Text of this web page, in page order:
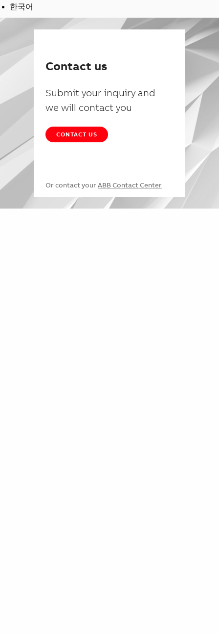
한국어
Contact us
Submit your inquiry and
we will contact you
CONTACT US
Or contact your ABB Contact Center